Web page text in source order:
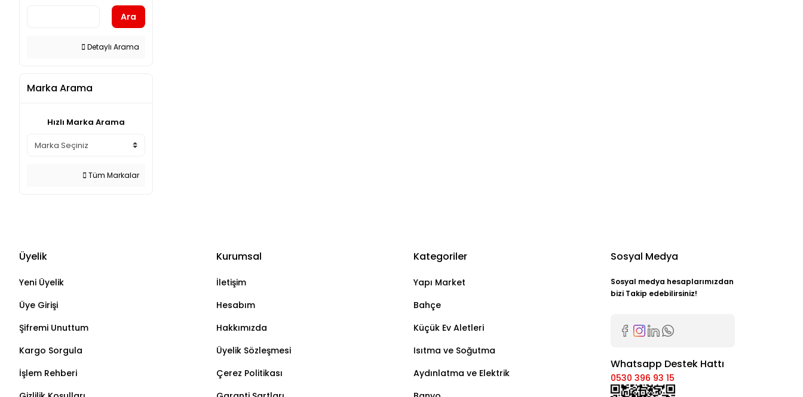
Ara
Detaylı Arama
Marka Arama
Hızlı Marka Arama
Tüm Markalar
Üyelik
Yeni Üyelik
Üye Girişi
Şifremi Unuttum
Kargo Sorgula
İşlem Rehberi
Kurumsal
İletişim
Hesabım
Hakkımızda
Üyelik Sözleşmesi
Çerez Politikası
Kategoriler
Yapı Market
Bahçe
Küçük Ev Aletleri
Isıtma ve Soğutma
Aydınlatma ve Elektrik
Sosyal Medya
Sosyal medya hesaplarımızdan
bizi Takip edebilirsiniz!
Whatsapp Destek Hattı
0530 396 93 15